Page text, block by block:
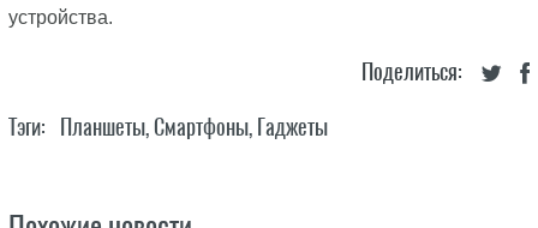
устройства.
Поделиться:
Тэги: Планшеты,Смартфоны, Гаджеты